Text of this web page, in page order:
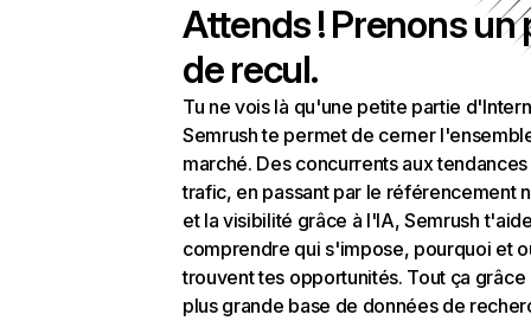
Attends ! Prenons un
de recul.
Tu ne vois là qu'une petite partie
Semrush te permet de cerner
marché. Des concurrents aux
trafic, en passant par le référencement
et la visibilité grâce à l'IA, Semrush
comprendre qui s'impose, pourquoi et
trouvent tes opportunités. Tout ça grâce
plus grande base de données de